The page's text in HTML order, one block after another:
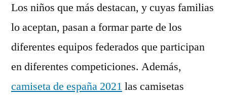
Los niños que más destacan, y cuyas familias
lo aceptan, pasan a formar parte de los
diferentes equipos federados que participan
en diferentes competiciones. Además,
camiseta de españa 2021 las camisetas